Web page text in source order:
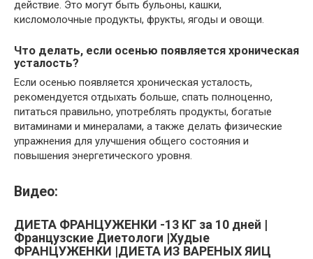
действие. Это могут быть бульоны, кашки,
кисломолочные продукты, фрукты, ягоды и овощи.
Что делать, если осенью появляется хроническая
усталость?
Если осенью появляется хроническая усталость,
рекомендуется отдыхать больше, спать полноценно,
питаться правильно, употреблять продукты, богатые
витаминами и минералами, а также делать физические
упражнения для улучшения общего состояния и
повышения энергетического уровня.
Видео:
ДИЕТА ФРАНЦУЖЕНКИ -13 КГ за 10 дней |
Французские Диетологи |Худые
ФРАНЦУЖЕНКИ |ДИЕТА ИЗ ВАРЕНЫХ ЯИЦ